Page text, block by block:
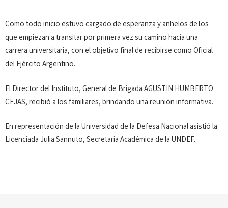
Como todo inicio estuvo cargado de esperanza y anhelos de los
que empiezan a transitar por primera vez su camino hacia una
carrera universitaria, con el objetivo final de recibirse como Oficial
del Ejército Argentino.
El Director del Instituto, General de Brigada AGUSTIN HUMBERTO
CEJAS, recibió a los familiares, brindando una reunión informativa.
En representación de la Universidad de la Defesa Nacional asistió la
Licenciada Julia Sannuto, Secretaria Académica de la UNDEF.